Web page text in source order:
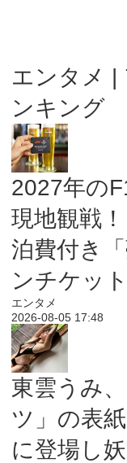
エンタメ |
ンキング
2027年の
現地観戦
泊費付き
ンチケッ
エンタメ
2026-08-05 17:48
東雲うみ
ツ」の表
に登場し